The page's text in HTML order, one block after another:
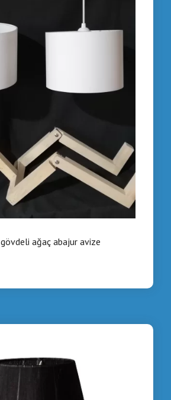
ağaç abajur avize